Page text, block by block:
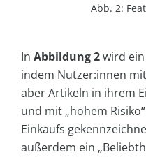
Abb. 2:
In Abbildung 2wird
indem Nutzer:innen
aber Artikeln in ihrem
und mit „hohem
Einkaufs
außerdem ein